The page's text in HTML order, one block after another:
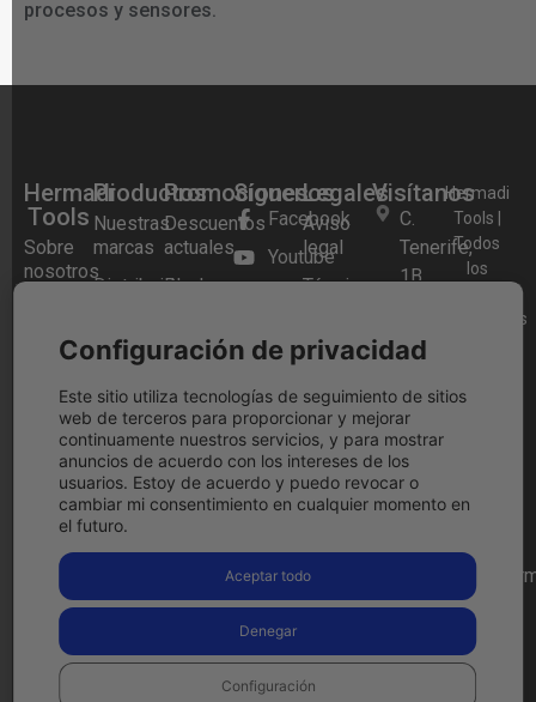
procesos y sensores.
Hermadi
Tools
Sobre
nosotros
Frecuentes
física
Contacto
Productos
Nuestras
marcas
Distribuidor
Festool
Herramientas
a Bateria
Aspiradores
a Batería
Lijadoras
Promociones
Descuentos
actuales
Black
Festool
2025
Festool
Cashback
Síguenos
Facebook
Youtube
Legales
Aviso
legal
Términos y
Política
cookies
Política
de
privacidad
Condiciones
devolución
Pago
Compra
Visítanos
C.
Tenerife,
1B,
de
Madrid,
Madrid
Llámanos
ahora
916 97
Ver en
Hermadi
Tools |
Todos
los
reservados
Configuración de privacidad
Este sitio utiliza tecnologías de seguimiento de sitios
web de terceros para proporcionar y mejorar
continuamente nuestros servicios, y para mostrar
anuncios de acuerdo con los intereses de los
usuarios. Estoy de acuerdo y puedo revocar o
cambiar mi consentimiento en cualquier momento en
el futuro.
Aceptar todo
Denegar
Configuración